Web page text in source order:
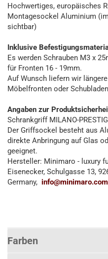
Hochwertiges, europäisches
Montagesockel Aluminium
sichtbar)
Inklusive
Es werden Schrauben M3 x
für Fronten 16 - 19mm.
Auf Wunsch liefern wir
Möbelfronten oder
Angaben zur
Schrankgriff MILANO-
Der Griffsockel besteht aus
direkte Anbringung auf Glas
geeignet.
Hersteller: Minimaro - luxury
Eisenecker, Schulgasse 13,
Germany, info@minimaro.com
Farben